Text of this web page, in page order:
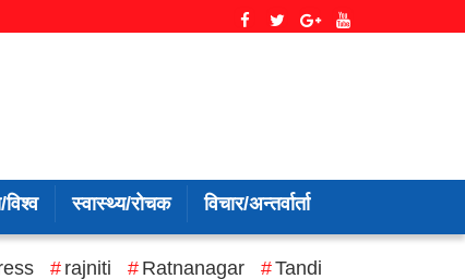
स्वास्थ्य/रोचक विचार/अन्तर्वार्ता
rajniti Ratnanagar Tandi